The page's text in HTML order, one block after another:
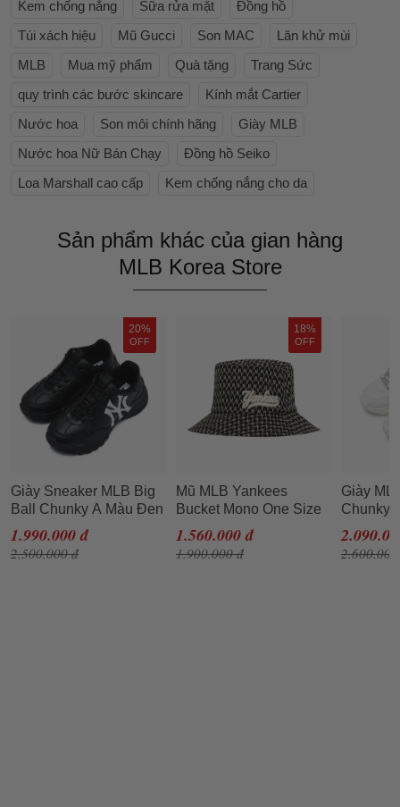
Kem chống nắng Sữa rửa mặt
Đồng hồ
Túi xách hiệu
Mũ Gucci Son MAC
Lăn khử mùi
MLB
Mua mỹ phẩm Quà tặng
Trang Sức
quy trình các bước skincare
Kính mắt Cartier
Nước hoa
Son môi chính hãng
Giày MLB
Nước hoa Nữ Bán Chạy
Đồng hồ Seiko
Loa Marshall cao cấp
Kem chống nắng cho da
Sản phẩm khác của gian hàng
MLB Korea Store
20%
OFF
Giày Sneaker MLB Big
Ball Chunky A Màu Đen
Logo Trắng Size 230
1.990.000 đ
2.500.000 đ
18%
OFF
Mũ MLB Yankees
Bucket Mono One Size
59H
1.560.000 đ
1.900.000 đ
Giày
Chunky